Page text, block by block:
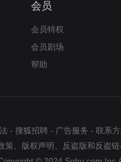
会员
会员特权
会员剧场
帮助
- 搜狐招聘 - 广告服务 - 联系
策 版权声明 反盗版和反盗